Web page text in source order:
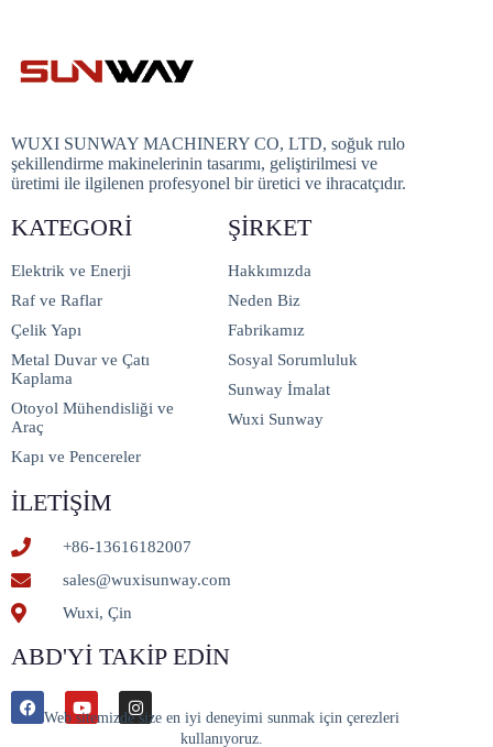
Web sitemizde size en iyi deneyimi sunmak için çerezleri
kullanıyoruz.
WUXI SUNWAY MACHINERY CO, LTD, soğuk rulo
şekillendirme makinelerinin tasarımı, geliştirilmesi ve
üretimi ile ilgilenen profesyonel bir üretici ve ihracatçıdır.
KATEGORI
Elektrik ve Enerji
Raf ve Raflar
Çelik Yapı
Metal Duvar ve Çatı
Kaplama
Otoyol Mühendisliği ve
Araç
Kapı ve Pencereler
ŞIRKET
Hakkımızda
Neden Biz
Fabrikamız
Sosyal Sorumluluk
Sunway İmalat
Wuxi Sunway
İLETIŞIM
+86-13616182007
sales@wuxisunway.com
Wuxi, Çin
ABD'YI TAKIP EDIN